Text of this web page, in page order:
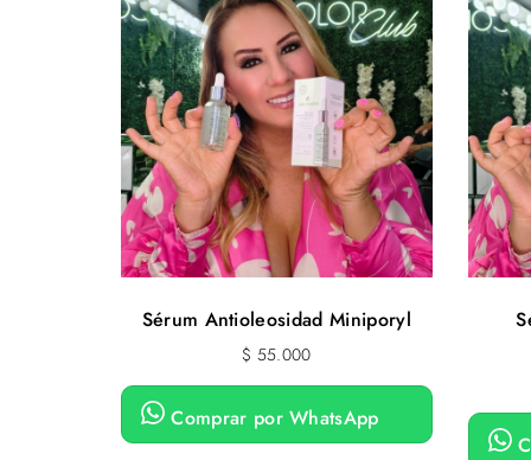
Sérum Antioleosidad Miniporyl
$ 55.000
Comprar por WhatsApp